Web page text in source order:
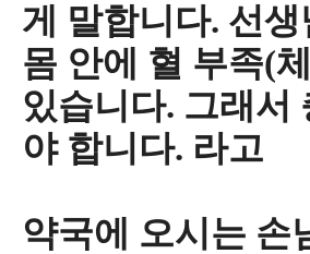
게 말합니다. 선
몸 안에 혈 부족(
있습니다. 그래서
야 합니다. 라고
약국에 오시는 손